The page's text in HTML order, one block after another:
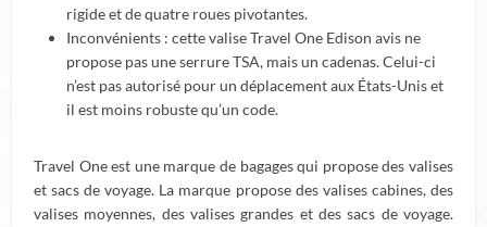
rigide et de quatre roues pivotantes.
Inconvénients : cette valise Travel One Edison avis ne
propose pas une serrure TSA, mais un cadenas. Celui-ci
n’est pas autorisé pour un déplacement aux États-Unis et
il est moins robuste qu’un code.
Travel One est une marque de bagages qui propose des valises
et sacs de voyage. La marque propose des valises cabines, des
valises moyennes, des valises grandes et des sacs de voyage.